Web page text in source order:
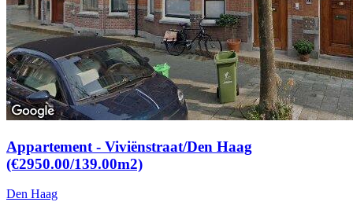
Appartement - Viviënstraat/Den Haag
(€2950.00/139.00m2)
Den Haag